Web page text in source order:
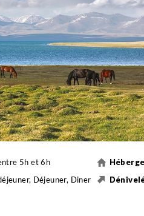
5h et 6h
Déjeuner, Diner